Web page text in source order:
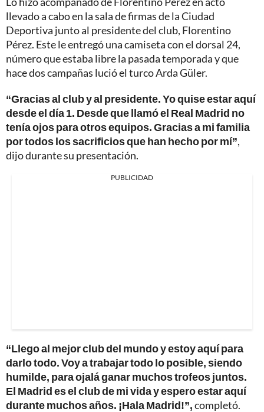
llevado a cabo en la sala de firmas de la Ciudad
Deportiva junto al presidente del club, Florentino
Pérez. Este le entregó una camiseta con el dorsal 24,
número que estaba libre la pasada temporada y que
hace dos campañas lució el turco Arda Güler.
“Gracias al club y al presidente. Yo quise estar aquí
desde el día 1. Desde que llamó el Real Madrid no
tenía ojos para otros equipos. Gracias a mi familia
por todos los sacrificios que han hecho por mí”,
dijo durante su presentación.
PUBLICIDAD
“Llego al mejor club del mundo y estoy aquí para
darlo todo. Voy a trabajar todo lo posible, siendo
humilde, para ojalá ganar muchos trofeos juntos.
El Madrid es el club de mi vida y espero estar aquí
durante muchos años. ¡Hala Madrid!”,completó.